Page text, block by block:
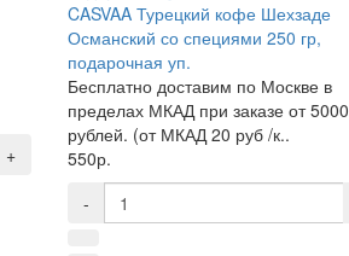
+
CASVAA Турецкий кофе Шехзаде
Османский со специями 250 гр,
подарочная уп.
Бесплатно доставим по Москве в
пределах МКАД при заказе от 5000
рублей. (от МКАД 20 руб /к..
550р.
-